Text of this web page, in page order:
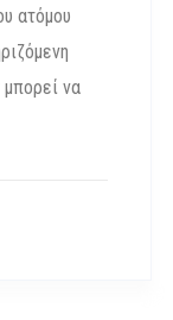
ατόμου
να